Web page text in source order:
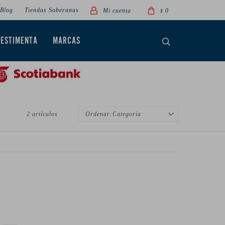
MARCAS
$ 0
Blog Tiendas Soberanas
2 artículos Categoría